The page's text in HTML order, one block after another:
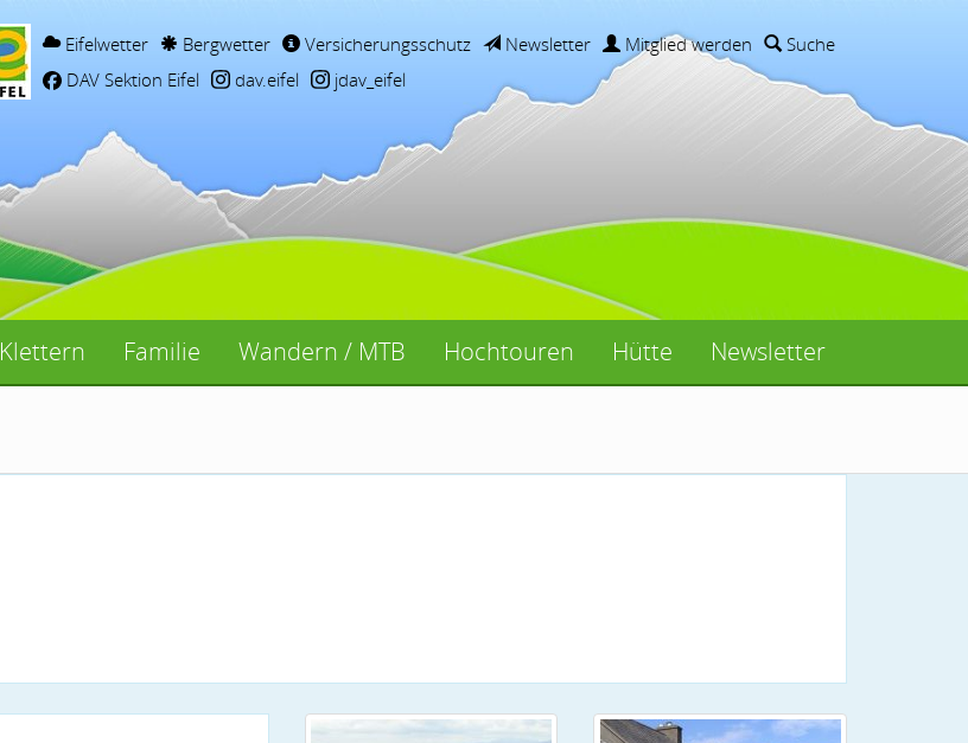
Eifelwetter Bergwetter Versicherungsschutz Newsletter Mitglied werden
Suche
DAV Sektion Eifel
dav.eifel jdav_eifel
Klettern Familie Wandern / MTB Hochtouren Hütte Newsletter